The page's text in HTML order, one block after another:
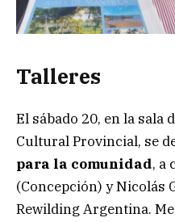
Talleres
El sábado 20, en la
Cultural Provincial, se
para la comunidad, a
(Concepción) y Nicolás
Rewilding Argentina.